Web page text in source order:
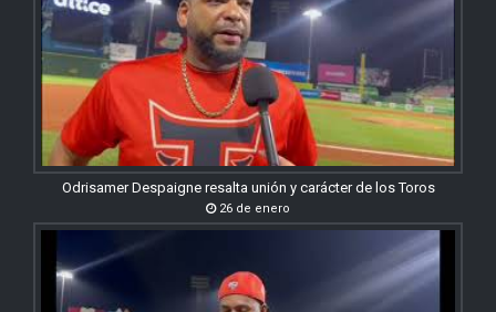
Odrisamer Despaigne resalta unión y carácter de los Toros
26 de enero